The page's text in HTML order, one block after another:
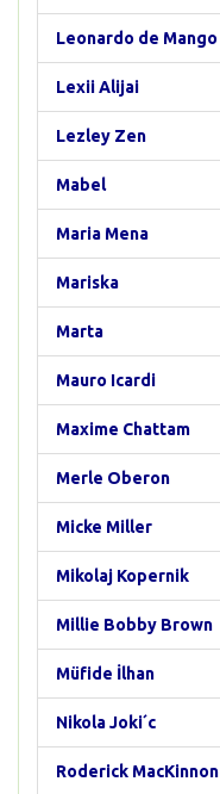
Leonardo de Mango
Lexii Alijai
Lezley Zen
Mabel
Maria Mena
Mariska
Marta
Mauro Icardi
Maxime Chattam
Merle Oberon
Micke Miller
Mikolaj Kopernik
Millie Bobby Brown
Müfide İlhan
Nikola Joki´c
Roderick MacKinnon